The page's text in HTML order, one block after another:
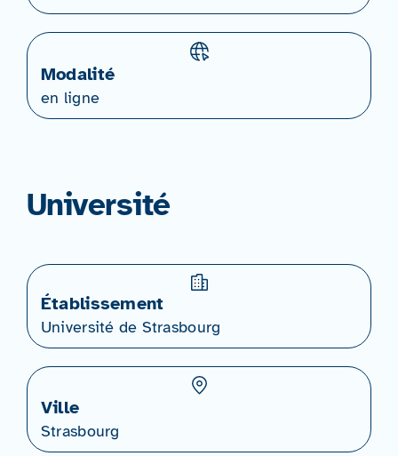
Modalité
en ligne
Université
Établissement
Université de Strasbourg
Ville
Strasbourg